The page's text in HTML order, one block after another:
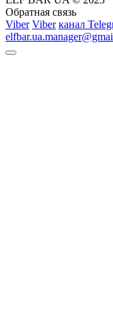
Обратная связь
Viber Viber канал